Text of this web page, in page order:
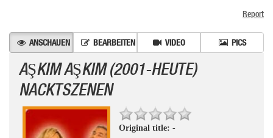
Report
ANSCHAUEN BEARBEITEN VIDEO PICS
AŞKIM AŞKIM (2001-HEUTE)
NACKTSZENEN
Original title: -